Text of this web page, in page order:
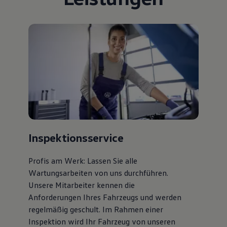
Bulli Magazin
Uptime
Inspektionsservice
Profis am Werk: Lassen Sie alle
Wartungsarbeiten von uns durchführen.
Unsere Mitarbeiter kennen die
Anforderungen Ihres Fahrzeugs und werden
regelmäßig geschult. Im Rahmen einer
Inspektion wird Ihr Fahrzeug von unseren